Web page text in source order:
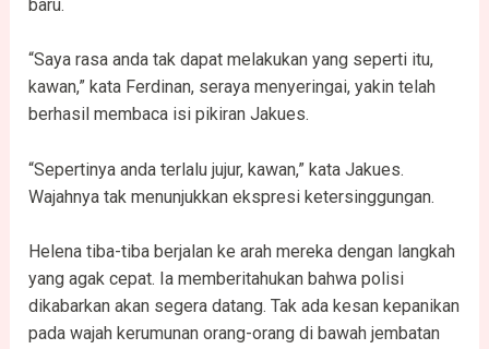
baru.
“Saya rasa anda tak dapat melakukan yang seperti itu,
kawan,” kata Ferdinan, seraya menyeringai, yakin telah
berhasil membaca isi pikiran Jakues.
“Sepertinya anda terlalu jujur, kawan,” kata Jakues.
Wajahnya tak menunjukkan ekspresi ketersinggungan.
Helena tiba-tiba berjalan ke arah mereka dengan langkah
yang agak cepat. Ia memberitahukan bahwa polisi
dikabarkan akan segera datang. Tak ada kesan kepanikan
pada wajah kerumunan orang-orang di bawah jembatan